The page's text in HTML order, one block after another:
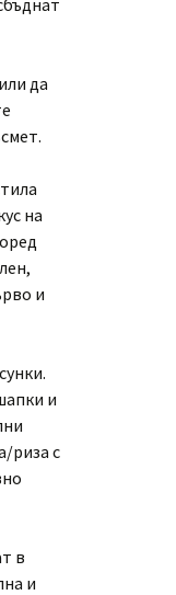
да
на
и
и
риза с
в
и